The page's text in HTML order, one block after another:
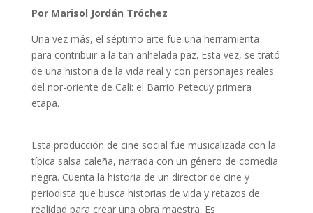
Por Marisol Jordán Tróchez
Una vez más, el séptimo arte fue una herramienta
para contribuir a la tan anhelada paz. Esta vez, se trató
de una historia de la vida real y con personajes reales
del nor-oriente de Cali: el Barrio Petecuy primera
etapa.
Esta producción de cine social fue musicalizada con la
típica salsa caleña, narrada con un género de comedia
negra. Cuenta la historia de un director de cine y
periodista que busca historias de vida y retazos de
realidad para crear una obra maestra. Es